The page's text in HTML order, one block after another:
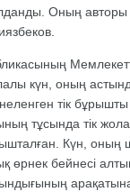
Оның авторы
күн, оның
тік бұрышты
тұсында тік
Күн, оның
өрнек бейнесі